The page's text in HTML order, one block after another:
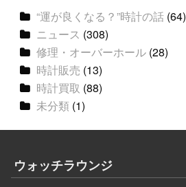
“運が良くなる？”時計の話 (64)
ニュース (308)
修理・オーバーホール (28)
時計販売 (13)
時計買取 (88)
未分類 (1)
ウォッチラウンジ